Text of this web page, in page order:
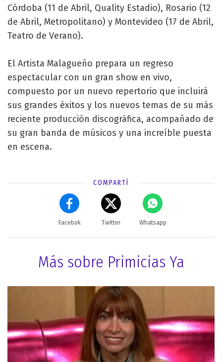
Córdoba (11 de Abril, Quality Estadio), Rosario (12
de Abril, Metropolitano) y Montevideo (17 de Abril,
Teatro de Verano).
El Artista Malagueño prepara un regreso
espectacular con un gran show en vivo,
compuesto por un nuevo repertorio que incluirá
sus grandes éxitos y los nuevos temas de su más
reciente producción discográfica, acompañado de
su gran banda de músicos y una increíble puesta
en escena.
COMPARTÍ
Facebok Twitter Whatsapp
Más sobre Primicias Ya